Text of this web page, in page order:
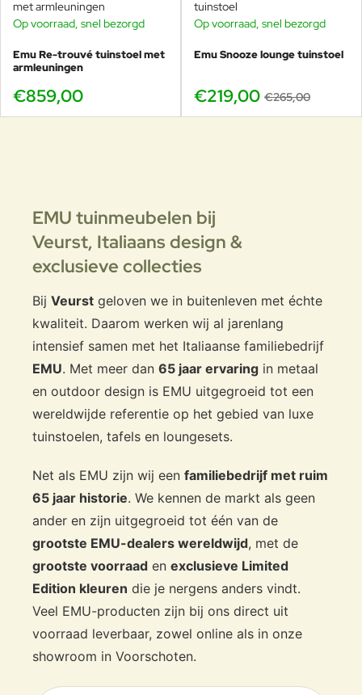
Bezoek onze showroom in Voorschoten en ontdek
materialen, bekijk de kleuren en stel samen met ons
uw ideale terrasopstelling samen.
Op voorraad, snel bezorgd
Emu Re-trouvé tuinstoel met
armleuningen
€859,00
-17%
Op voorraad, snel bezorgd
Emu Snooze lounge tuinstoel
€219,00 €265,00
EMU tuinmeubelen bij
Veurst, Italiaans design &
exclusieve collecties
Bij Veurst geloven we in buitenleven met échte
kwaliteit. Daarom werken wij al jarenlang
intensief samen met het Italiaanse familiebedrijf
EMU. Met meer dan 65 jaar ervaring in metaal
en outdoor design is EMU uitgegroeid tot een
wereldwijde referentie op het gebied van luxe
tuinstoelen, tafels en loungesets.
Net als EMU zijn wij een familiebedrijf met ruim
65 jaar historie. We kennen de markt als geen
ander en zijn uitgegroeid tot één van de
grootste EMU-dealers wereldwijd, met de
grootste voorraad en exclusieve Limited
Edition kleuren die je nergens anders vindt.
Veel EMU-producten zijn bij ons direct uit
voorraad leverbaar, zowel online als in onze
showroom in Voorschoten.